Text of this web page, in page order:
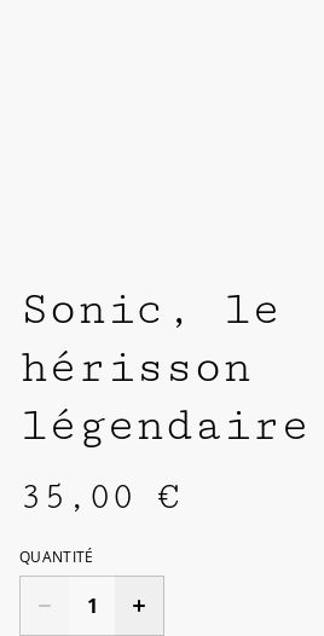
Sonic, le
hérisson
légendaire
35,00 €
QUANTITÉ